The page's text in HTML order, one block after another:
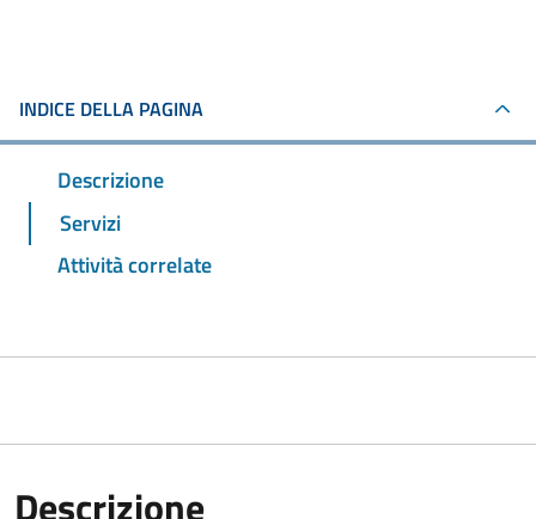
INDICE DELLA PAGINA
Descrizione
Servizi
Attività correlate
Descrizione